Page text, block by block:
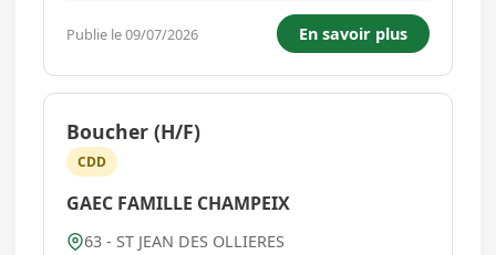
assurez la direction de proximité du personnel,
coordonnez les institutions et intervenants
extérieurs, assurez le...
Publie le 09/07/2026 En savoir plus
Boucher (H/F)
CDD
GAEC FAMILLE CHAMPEIX
63 - ST JEAN DES OLLIERES